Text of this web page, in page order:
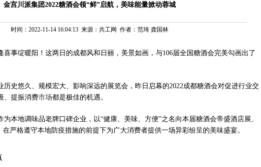
金宫川派集团2022糖酒会领“鲜”启航，美味能量掀动蓉城
时间：2022-11-14 16:04:13 来源：共工网 作者：范琦 龚国林
喜事绽暖阳！这两日的成都风和日丽，美景如画，与106届全国糖酒会完美勾画出了
历史悠久、规模宏大、影响深远的展览会，昨日启幕的2022成都糖酒会对促进行业交
、提振消费市场都是极佳的机遇。
为本地调味品老牌口碑企业，以“健康、美味、方便”之名向本届糖酒会帝盛酒店展、
在严格遵守本地防疫措施的前提下为广大消费者提供一场异彩纷呈的美味盛宴。